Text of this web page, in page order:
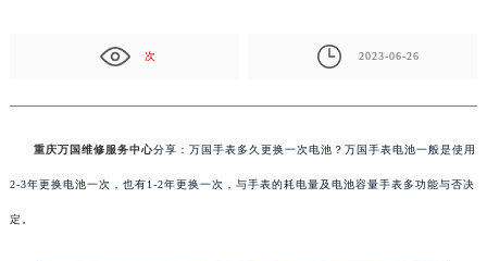
次 2023-06-26
重庆万国维修服务中心分享：万国手表多久更换一次电池？万国手表电池一般是使用
2-3年更换电池一次，也有1-2年更换一次，与手表的耗电量及电池容量手表多功能与否决
定。